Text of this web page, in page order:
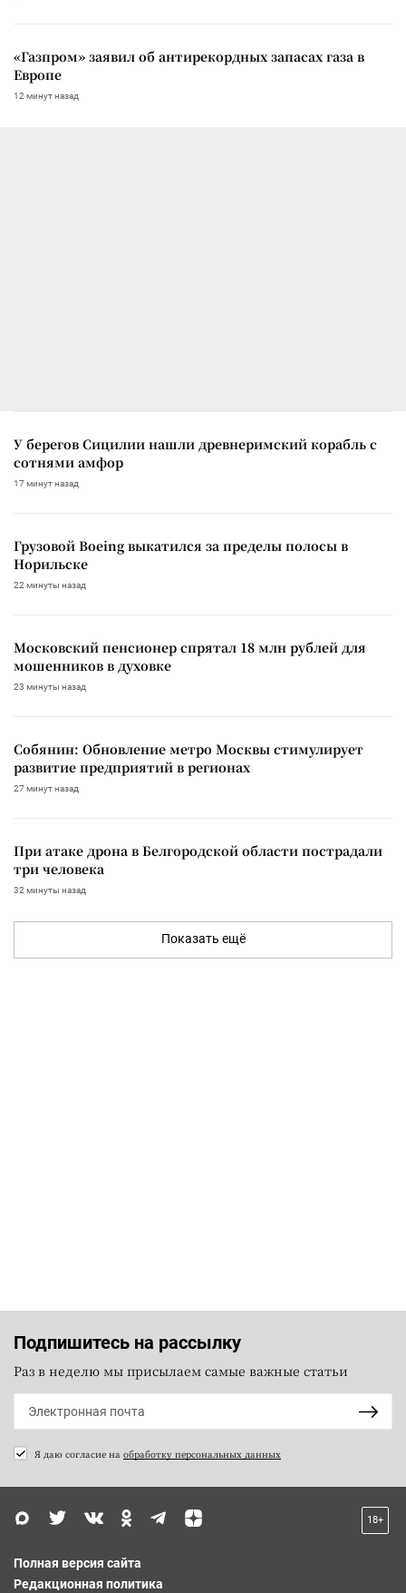
«Газпром» заявил об антирекордных запасах газа в
Европе
12 минут назад
У берегов Сицилии нашли древнеримский корабль с
сотнями амфор
17 минут назад
Грузовой Boeing выкатился за пределы полосы в
Норильске
22 минуты назад
Московский пенсионер спрятал 18 млн рублей для
мошенников в духовке
23 минуты назад
Собянин: Обновление метро Москвы стимулирует
развитие предприятий в регионах
27 минут назад
При атаке дрона в Белгородской области пострадали
три человека
32 минуты назад
Показать ещё
Подпишитесь на рассылку
Раз в неделю мы присылаем самые важные статьи
Я даю согласие на обработку персональных данных
18+
Полная версия сайта
Редакционная политика